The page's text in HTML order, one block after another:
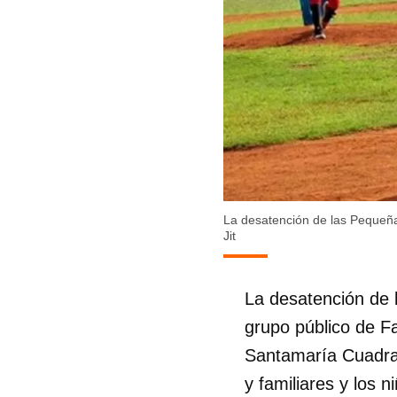
La desatención de las
Jit
La desatención de
grupo público de
Santamaría
y familiares y los